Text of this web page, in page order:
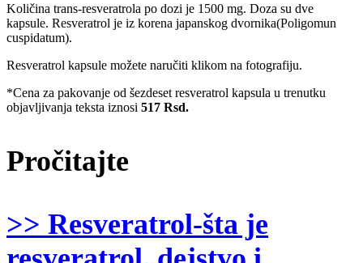
Količina trans-resveratrola po dozi je 1500 mg. Doza su dve
kapsule. Resveratrol je iz korena japanskog dvornika(Poligomun
cuspidatum).
Resveratrol kapsule možete naručiti klikom na fotografiju.
*Cena za pakovanje od šezdeset resveratrol kapsula u trenutku
objavljivanja teksta iznosi 517 Rsd.
Pročitajte
>> Resveratrol-šta je